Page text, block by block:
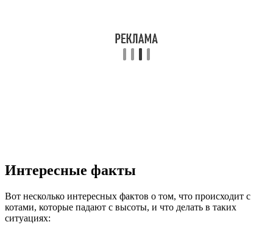
Интересные факты
Вот несколько интересных фактов о том, что происходит с
котами, которые падают с высоты, и что делать в таких
ситуациях: